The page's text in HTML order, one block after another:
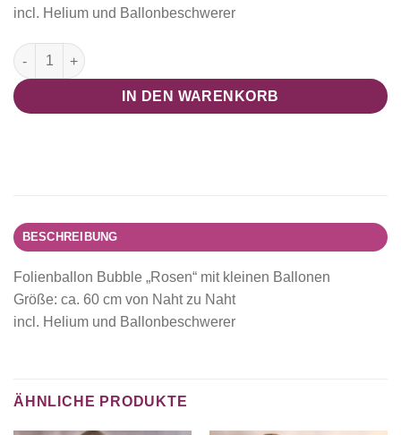
incl. Helium und Ballonbeschwerer
Folienballon Bubble "Rosen" mit kleinen Ballonen Menge
IN DEN WARENKORB
BESCHREIBUNG
Folienballon Bubble „Rosen“ mit kleinen Ballonen
Größe: ca. 60 cm von Naht zu Naht
incl. Helium und Ballonbeschwerer
ÄHNLICHE PRODUKTE